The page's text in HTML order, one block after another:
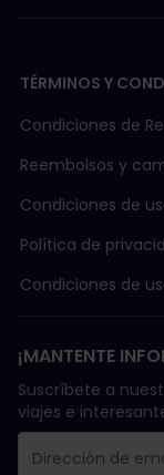
TÉRMINOS Y
Condiciones de
Reembolsos y
Condiciones de
Política de
Condiciones de
¡MANTENTE
Suscríbete a
viajes e